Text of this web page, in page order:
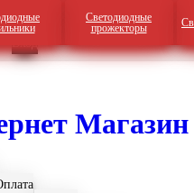
Светодиодные
прожекторы